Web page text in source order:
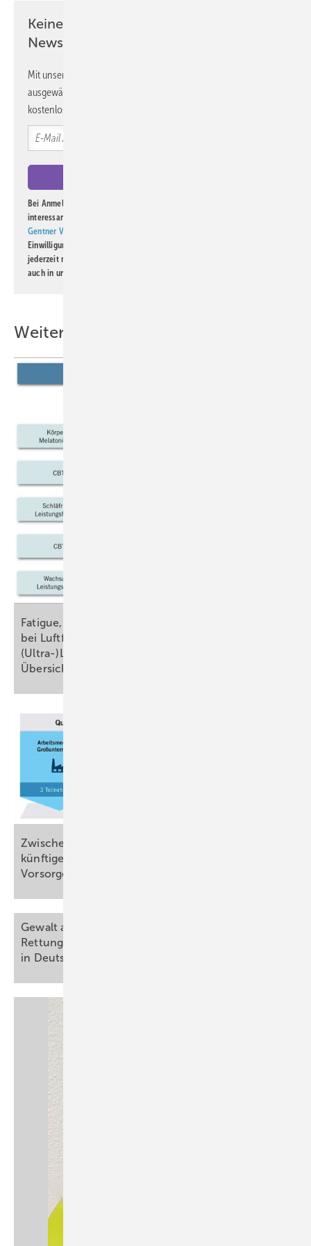
Keine Zeit? Kein Problem mit dem ASU
Newsletter!
Mit unserem Newsletter erhalten Sie regelmäßig von uns
ausgewählte Informationen und Neuigkeiten, gebündelt und
kostenlos direkt ins Postfach.
Bei Anmeldung zu diesem Newsletter bin ich damit einverstanden, über
interessante Verlags- und Online-Angebote
Gentner Verlag GmbH & Co. KG
Einwilligung kann ich jederzeit widerrufen und eine Abmeldung ist
jederzeit möglich. Informationen zum Umgang mit Daten finden Sie
auch in unserer
Weitere Inhalte
Fatigue, Arbeitsbelastung und Gesundheitsrisiken
bei Luftfahrzeugbesatzungen von
(Ultra-)Langstreckenflügen – eine
Übersichtsarbeit
Zwischen Routine und Innovation: Aktuelle und
künftige Entwicklungen der arbeitsmedizinischen
Vorsorge – eine qualitative
Gewalt am Arbeitsplatz und Burnout bei
Rettungsdienstmitarbeitenden und Pflegekräften
in Deutschland: eine